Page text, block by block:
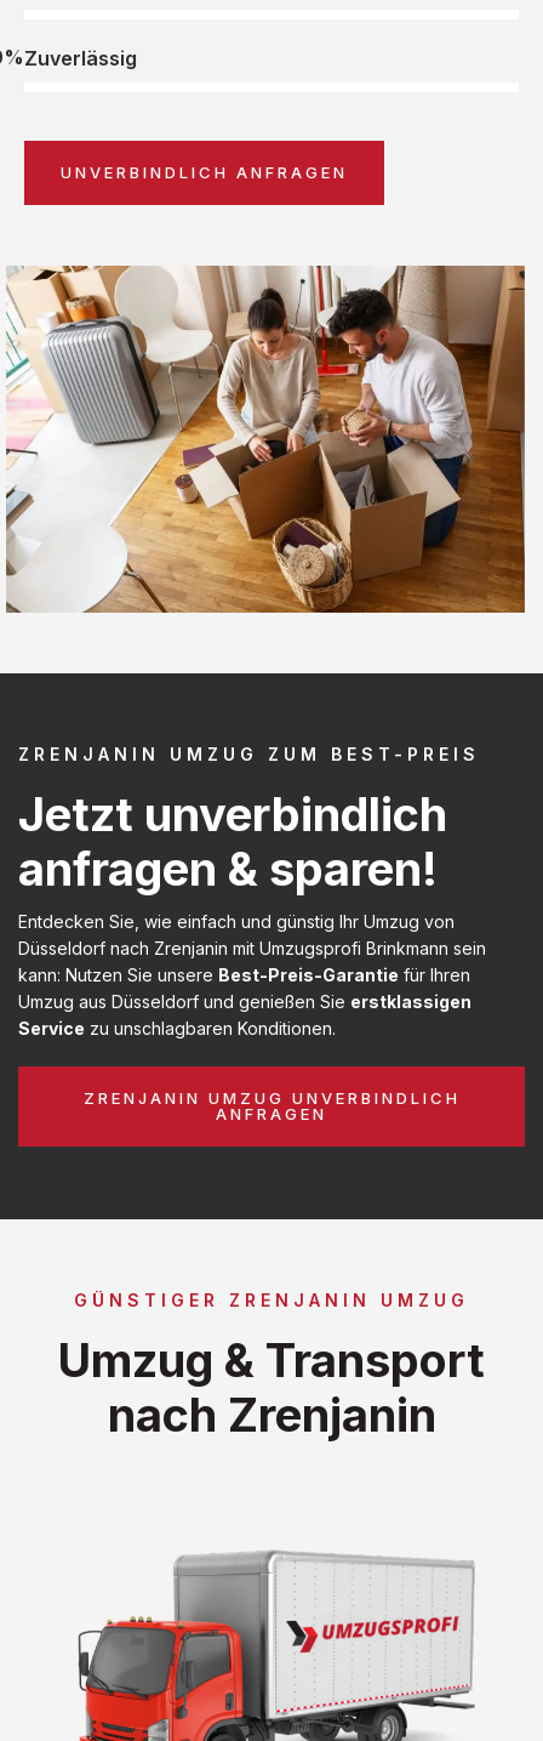
Zuverlässig
UNVERBINDLICH ANFRAGEN
ZRENJANIN UMZUG ZUM BEST-PREIS
Jetzt unverbindlich
anfragen & sparen!
Entdecken Sie, wie einfach und günstig Ihr Umzug von
Düsseldorf nach Zrenjanin mit Umzugsprofi Brinkmann sein
kann: Nutzen Sie unsere Best-Preis-Garantie für Ihren
Umzug aus Düsseldorf und genießen Sie erstklassigen
Service zu unschlagbaren Konditionen.
ZRENJANIN UMZUG UNVERBINDLICH
ANFRAGEN
GÜNSTIGER ZRENJANIN UMZUG
Umzug & Transport
nach Zrenjanin